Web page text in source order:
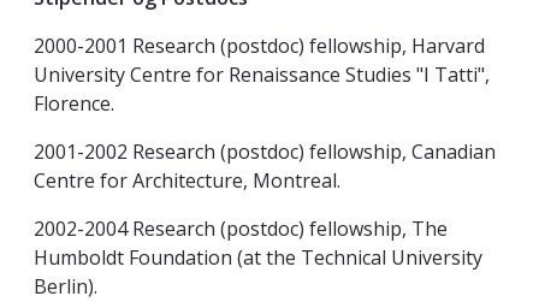
2000-2001 Research (postdoc) fellowship, Harvard
University Centre for Renaissance Studies "I Tatti",
Florence.
2001-2002 Research (postdoc) fellowship, Canadian
Centre for Architecture, Montreal.
2002-2004 Research (postdoc) fellowship, The
Humboldt Foundation (at the Technical University
Berlin).